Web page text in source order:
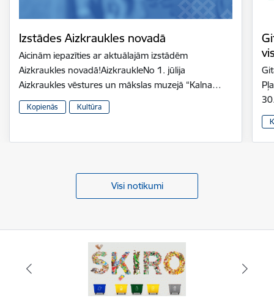
Izstādes Aizkraukles novadā
Aicinām iepazīties ar aktuālajām izstādēm
Aizkraukles novadā!AizkraukleNo 1. jūlija
Aizkraukles vēstures un mākslas muzejā “Kalna…
Kopienās Kultūra
Visi notikumi